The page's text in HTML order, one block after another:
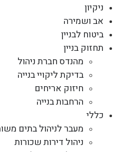
ניקיון
אב ושמירה
ביטוח לבניין
תחזוק בניין
מהנדס חברת ניהול
בדיקת ליקויי בנייה
חיזוק אריחים
הרחבות בנייה
כללי
מעבר לניהול בתים
ניהול דירות שכורות